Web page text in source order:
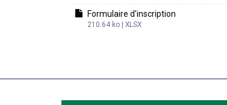
Formulaire d'inscription
210.64 ko | XLSX